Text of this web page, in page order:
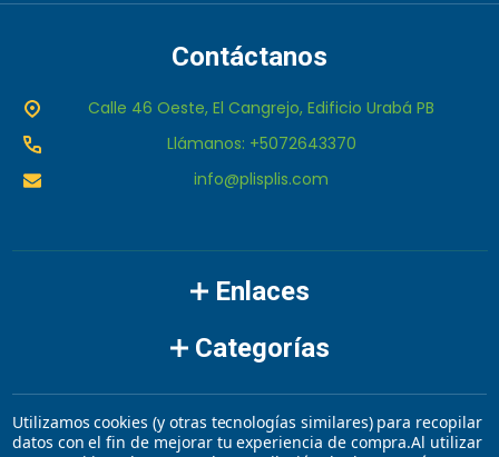
Contáctanos
Calle 46 Oeste, El Cangrejo, Edificio Urabá PB
Llámanos: +5072643370
info@plisplis.com
Enlaces
Categorías
Marcas
Utilizamos cookies (y otras tecnologías similares) para recopilar
datos con el fin de mejorar tu experiencia de compra.Al utilizar